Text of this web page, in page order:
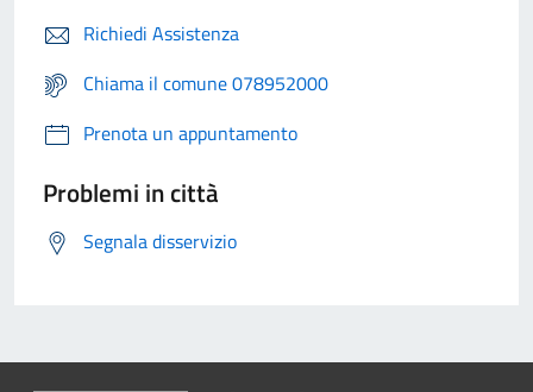
Richiedi Assistenza
Chiama il comune 078952000
Prenota un appuntamento
Problemi in città
Segnala disservizio